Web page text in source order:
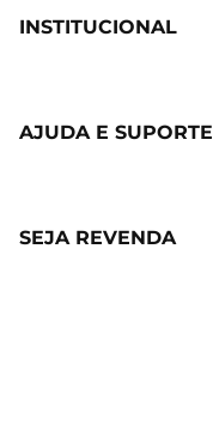
INSTITUCIONAL
AJUDA E SUPORTE
SEJA REVENDA